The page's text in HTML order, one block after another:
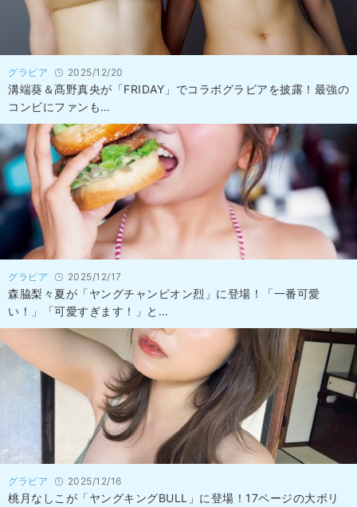
グラビア 2025/12/20
溝端葵＆髙野真央が「FRIDAY」でコラボグラビアを披露！最強の
コンビにファンも…
グラビア 2025/12/17
森脇梨々夏が「ヤングチャンピオン烈」に登場！「一番可愛
い！」「可愛すぎます！」と…
グラビア 2025/12/16
桃月なしこが「ヤングキングBULL」に登場！17ページの大ボリ